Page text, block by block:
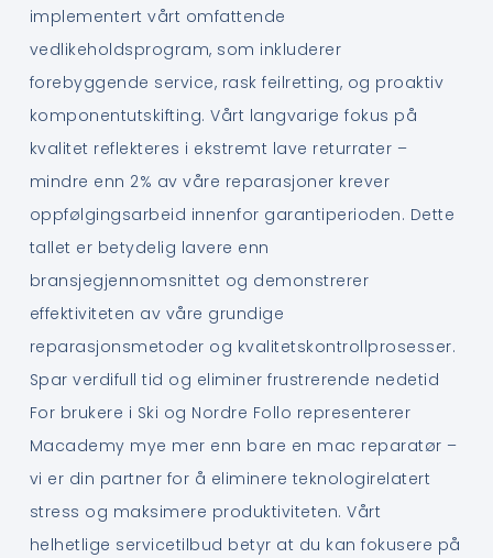
implementert vårt omfattende
vedlikeholdsprogram, som inkluderer
forebyggende service, rask feilretting, og proaktiv
komponentutskifting. Vårt langvarige fokus på
kvalitet reflekteres i ekstremt lave returrater –
mindre enn 2% av våre reparasjoner krever
oppfølgingsarbeid innenfor garantiperioden. Dette
tallet er betydelig lavere enn
bransjegjennomsnittet og demonstrerer
effektiviteten av våre grundige
reparasjonsmetoder og kvalitetskontrollprosesser.
Spar verdifull tid og eliminer frustrerende nedetid
For brukere i Ski og Nordre Follo representerer
Macademy mye mer enn bare en mac reparatør –
vi er din partner for å eliminere teknologirelatert
stress og maksimere produktiviteten. Vårt
helhetlige servicetilbud betyr at du kan fokusere på